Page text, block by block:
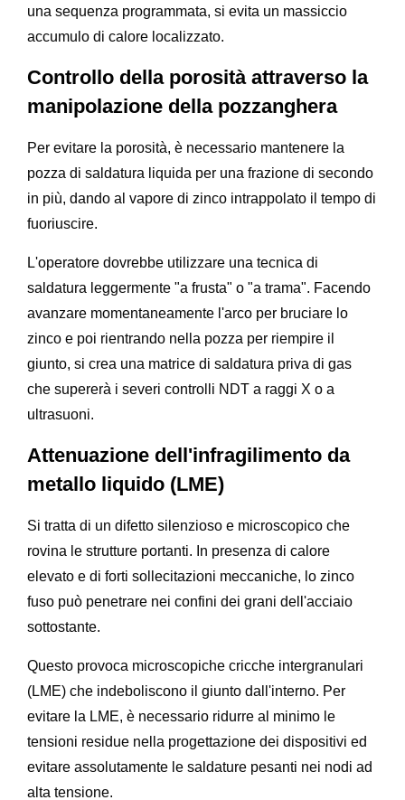
una sequenza programmata, si evita un massiccio
accumulo di calore localizzato.
Controllo della porosità attraverso la
manipolazione della pozzanghera
Per evitare la porosità, è necessario mantenere la
pozza di saldatura liquida per una frazione di secondo
in più, dando al vapore di zinco intrappolato il tempo di
fuoriuscire.
L'operatore dovrebbe utilizzare una tecnica di
saldatura leggermente "a frusta" o "a trama". Facendo
avanzare momentaneamente l'arco per bruciare lo
zinco e poi rientrando nella pozza per riempire il
giunto, si crea una matrice di saldatura priva di gas
che supererà i severi controlli NDT a raggi X o a
ultrasuoni.
Attenuazione dell'infragilimento da
metallo liquido (LME)
Si tratta di un difetto silenzioso e microscopico che
rovina le strutture portanti. In presenza di calore
elevato e di forti sollecitazioni meccaniche, lo zinco
fuso può penetrare nei confini dei grani dell'acciaio
sottostante.
Questo provoca microscopiche cricche intergranulari
(LME) che indeboliscono il giunto dall'interno. Per
evitare la LME, è necessario ridurre al minimo le
tensioni residue nella progettazione dei dispositivi ed
evitare assolutamente le saldature pesanti nei nodi ad
alta tensione.